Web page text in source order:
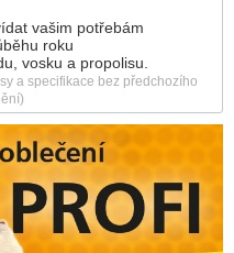
vašim potřebám
roku
vosku a propolisu.
a specifikace bez předchozího